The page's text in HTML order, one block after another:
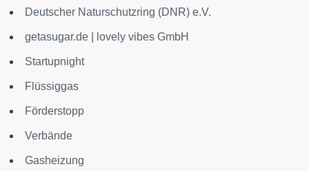
Deutscher Naturschutzring (DNR) e.V.
getasugar.de | lovely vibes GmbH
Startupnight
Flüssiggas
Förderstopp
Verbände
Gasheizung